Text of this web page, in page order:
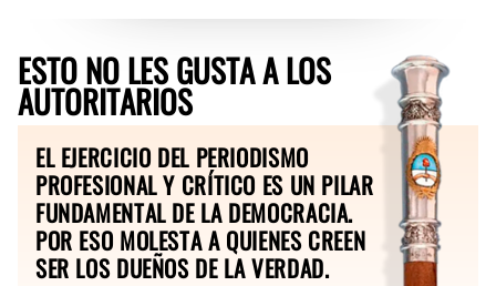
ESTO NO LES GUSTA A LOS
AUTORITARIOS
EL EJERCICIO DEL PERIODISMO
PROFESIONAL Y CRÍTICO ES UN PILAR
FUNDAMENTAL DE LA DEMOCRACIA.
POR ESO MOLESTA A QUIENES CREEN
SER LOS DUEÑOS DE LA VERDAD.